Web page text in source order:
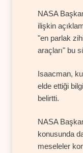
NASA
ilişkin
"en parlak
araçları" bu
Isaacman,
elde ettiği
belirtti.
NASA
konusunda
meseleler